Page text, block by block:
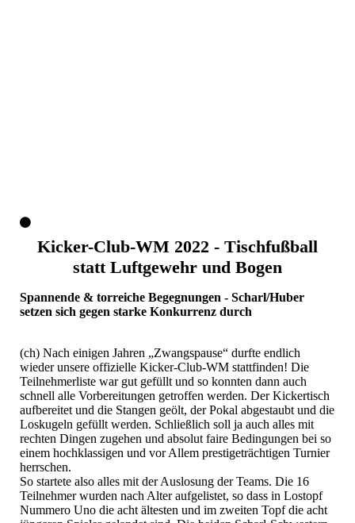
Kicker-Club-WM 2022 - Tischfußball
statt Luftgewehr und Bogen
Spannende & torreiche Begegnungen - Scharl/Huber
setzen sich gegen starke Konkurrenz durch
(ch) Nach einigen Jahren „Zwangspause“ durfte endlich
wieder unsere offizielle Kicker-Club-WM stattfinden! Die
Teilnehmerliste war gut gefüllt und so konnten dann auch
schnell alle Vorbereitungen getroffen werden. Der Kickertisch
aufbereitet und die Stangen geölt, der Pokal abgestaubt und die
Loskugeln gefüllt werden. Schließlich soll ja auch alles mit
rechten Dingen zugehen und absolut faire Bedingungen bei so
einem hochklassigen und vor Allem prestigeträchtigen Turnier
herrschen.
So startete also alles mit der Auslosung der Teams. Die 16
Teilnehmer wurden nach Alter aufgelistet, so dass in Lostopf
Nummero Uno die acht ältesten und im zweiten Topf die acht